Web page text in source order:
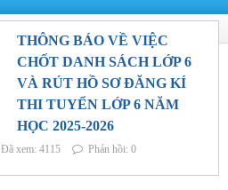
THÔNG BÁO VỀ VIỆC
CHỐT DANH SÁCH LỚP 6
VÀ RÚT HỒ SƠ ĐĂNG KÍ
THI TUYỂN LỚP 6 NĂM
HỌC 2025-2026
Đã xem: 4115 Phản hồi: 0